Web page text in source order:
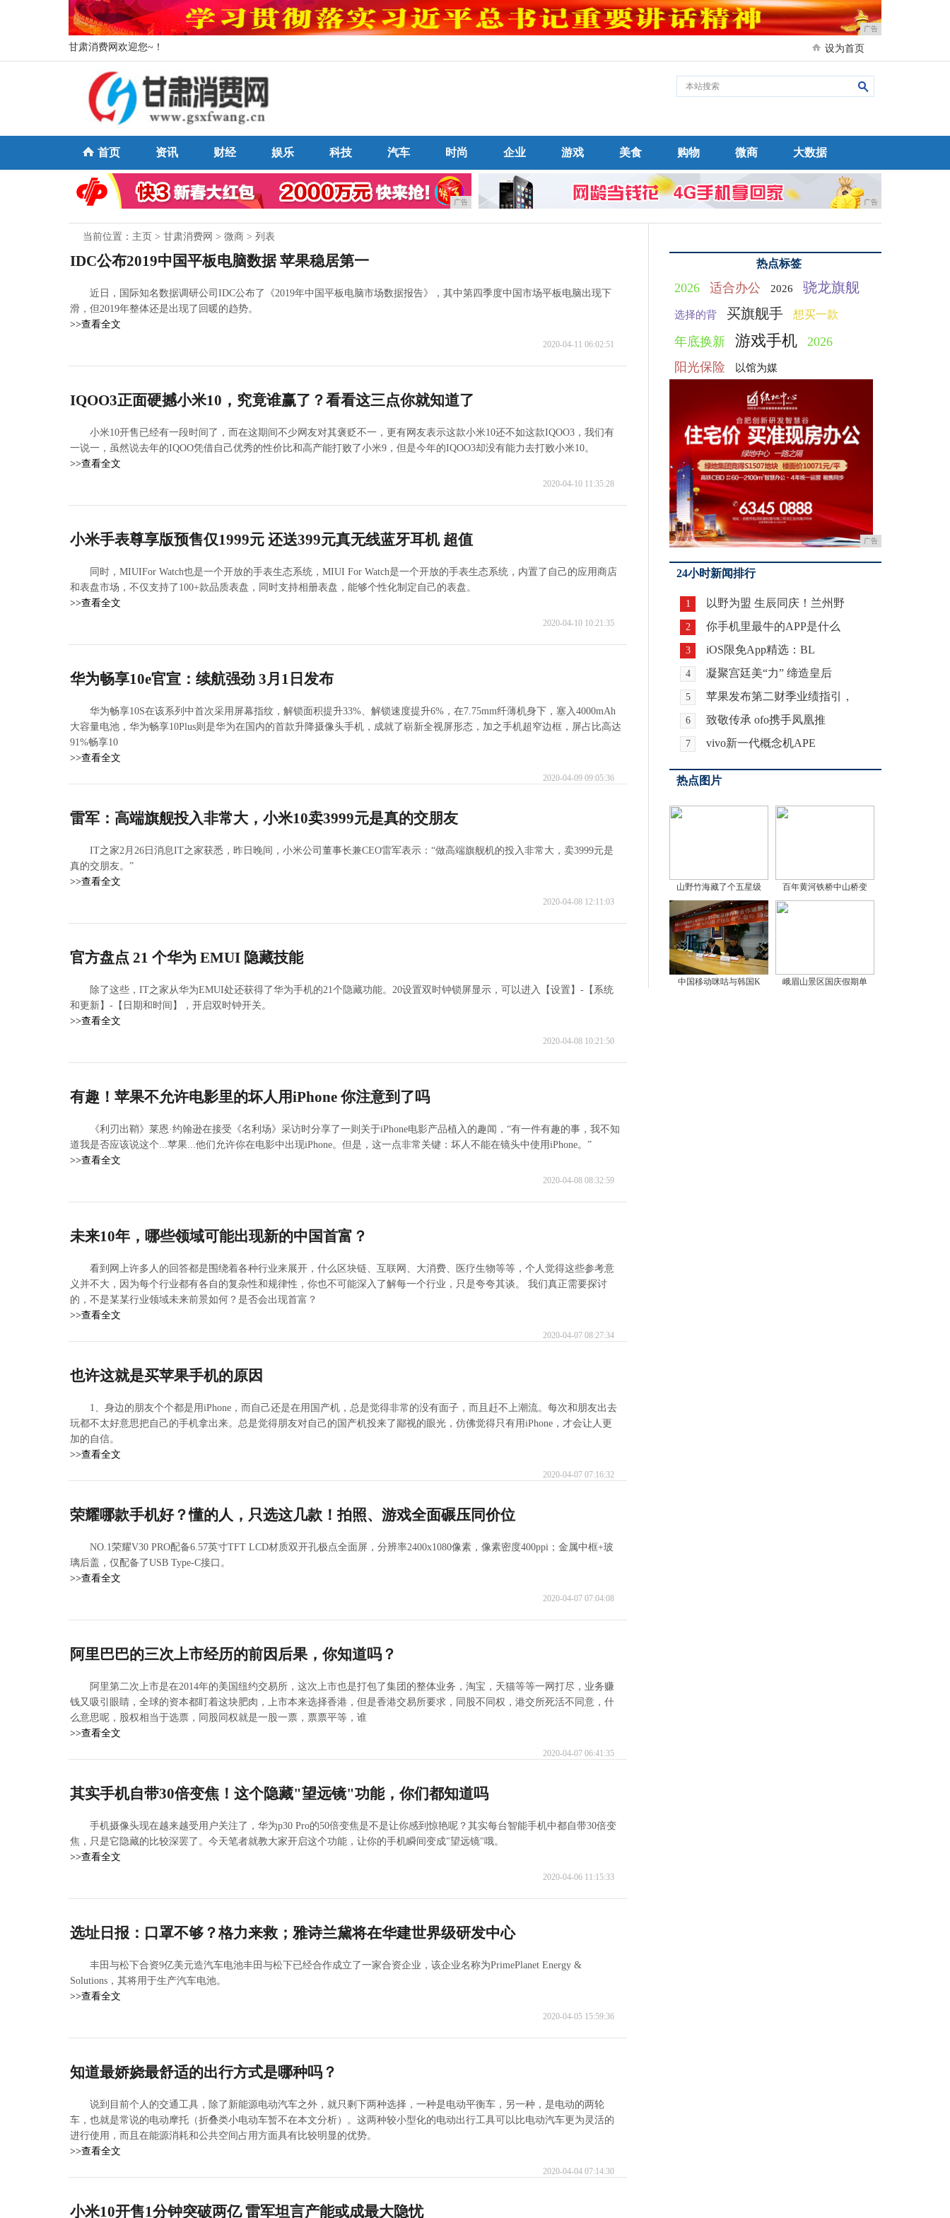
广告
甘肃消费网欢迎您~！ 设为首页
首页 资讯 财经 娱乐 科技 汽车 时尚 企业 游戏 美食 购物 微商 大数据
广告 广告
当前位置： 主页 > 甘肃消费网 > 微商 > 列表
IDC公布2019中国平板电脑数据 苹果稳居第一
近日，国际知名数据调研公司IDC公布了《2019年中国平板电脑市场数据报告》，其中第四季度中国市场平板电脑出现下
滑，但2019年整体还是出现了回暖的趋势。
>>查看全文
2020-04-11 06:02:51
IQOO3正面硬撼小米10，究竟谁赢了？看看这三点你就知道了
小米10开售已经有一段时间了，而在这期间不少网友对其褒贬不一，更有网友表示这款小米10还不如这款IQOO3，我们有
一说一，虽然说去年的IQOO凭借自己优秀的性价比和高产能打败了小米9，但是今年的IQOO3却没有能力去打败小米10。
>>查看全文
2020-04-10 11:35:28
小米手表尊享版预售仅1999元 还送399元真无线蓝牙耳机 超值
同时，MIUIFor Watch也是一个开放的手表生态系统，MIUI For Watch是一个开放的手表生态系统，内置了自己的应用商店
和表盘市场，不仅支持了100+款品质表盘，同时支持相册表盘，能够个性化制定自己的表盘。
>>查看全文
2020-04-10 10:21:35
华为畅享10e官宣：续航强劲 3月1日发布
华为畅享10S在该系列中首次采用屏幕指纹，解锁面积提升33%、解锁速度提升6%，在7.75mm纤薄机身下，塞入4000mAh
大容量电池，华为畅享10Plus则是华为在国内的首款升降摄像头手机，成就了崭新全视屏形态，加之手机超窄边框，屏占比高达
91%畅享10
>>查看全文
2020-04-09 09:05:36
雷军：高端旗舰投入非常大，小米10卖3999元是真的交朋友
IT之家2月26日消息IT之家获悉，昨日晚间，小米公司董事长兼CEO雷军表示：“做高端旗舰机的投入非常大，卖3999元是
真的交朋友。”
>>查看全文
2020-04-08 12:11:03
官方盘点 21 个华为 EMUI 隐藏技能
除了这些，IT之家从华为EMUI处还获得了华为手机的21个隐藏功能。20设置双时钟锁屏显示，可以进入【设置】-【系统
和更新】-【日期和时间】，开启双时钟开关。
>>查看全文
2020-04-08 10:21:50
有趣！苹果不允许电影里的坏人用iPhone 你注意到了吗
《利刃出鞘》莱恩·约翰逊在接受《名利场》采访时分享了一则关于iPhone电影产品植入的趣闻，“有一件有趣的事，我不知
道我是否应该说这个...苹果...他们允许你在电影中出现iPhone。但是，这一点非常关键：坏人不能在镜头中使用iPhone。”
>>查看全文
2020-04-08 08:32:59
未来10年，哪些领域可能出现新的中国首富？
看到网上许多人的回答都是围绕着各种行业来展开，什么区块链、互联网、大消费、医疗生物等等，个人觉得这些参考意
义并不大，因为每个行业都有各自的复杂性和规律性，你也不可能深入了解每一个行业，只是夸夸其谈。 我们真正需要探讨
的，不是某某行业领域未来前景如何？是否会出现首富？
>>查看全文
2020-04-07 08:27:34
也许这就是买苹果手机的原因
1、身边的朋友个个都是用iPhone，而自己还是在用国产机，总是觉得非常的没有面子，而且赶不上潮流。每次和朋友出去
玩都不太好意思把自己的手机拿出来。总是觉得朋友对自己的国产机投来了鄙视的眼光，仿佛觉得只有用iPhone，才会让人更
加的自信。
>>查看全文
2020-04-07 07:16:32
荣耀哪款手机好？懂的人，只选这几款！拍照、游戏全面碾压同价位
NO.1荣耀V30 PRO配备6.57英寸TFT LCD材质双开孔极点全面屏，分辨率2400x1080像素，像素密度400ppi；金属中框+玻
璃后盖，仅配备了USB Type-C接口。
>>查看全文
2020-04-07 07:04:08
阿里巴巴的三次上市经历的前因后果，你知道吗？
阿里第二次上市是在2014年的美国纽约交易所，这次上市也是打包了集团的整体业务，淘宝，天猫等等一网打尽，业务赚
钱又吸引眼睛，全球的资本都盯着这块肥肉，上市本来选择香港，但是香港交易所要求，同股不同权，港交所死活不同意，什
么意思呢，股权相当于选票，同股同权就是一股一票，票票平等，谁
>>查看全文
2020-04-07 06:41:35
其实手机自带30倍变焦！这个隐藏"望远镜"功能，你们都知道吗
手机摄像头现在越来越受用户关注了，华为p30 Pro的50倍变焦是不是让你感到惊艳呢？其实每台智能手机中都自带30倍变
焦，只是它隐藏的比较深罢了。今天笔者就教大家开启这个功能，让你的手机瞬间变成"望远镜"哦。
>>查看全文
2020-04-06 11:15:33
选址日报：口罩不够？格力来救；雅诗兰黛将在华建世界级研发中心
丰田与松下合资9亿美元造汽车电池丰田与松下已经合作成立了一家合资企业，该企业名称为PrimePlanet Energy &
Solutions，其将用于生产汽车电池。
>>查看全文
2020-04-05 15:59:36
知道最娇娆最舒适的出行方式是哪种吗？
说到目前个人的交通工具，除了新能源电动汽车之外，就只剩下两种选择，一种是电动平衡车，另一种，是电动的两轮
车，也就是常说的电动摩托（折叠类小电动车暂不在本文分析）。这两种较小型化的电动出行工具可以比电动汽车更为灵活的
进行使用，而且在能源消耗和公共空间占用方面具有比较明显的优势。
>>查看全文
2020-04-04 07:14:30
小米10开售1分钟突破两亿 雷军坦言产能或成最大隐忧
热点标签
2026 适合办公 2026 骁龙旗舰
选择的背 买旗舰手 想买一款
年底换新 游戏手机
2026
阳光保险
以馆为媒
广告
24小时新闻排行
1 以野为盟 生辰同庆！兰州野
2 你手机里最牛的APP是什么
3 iOS限免App精选：BL
4 凝聚宫廷美“力” 缔造皇后
5 苹果发布第二财季业绩指引，
6 致敬传承 ofo携手凤凰推
7 vivo新一代概念机APE
热点图片
山野竹海藏了个五星级 百年黄河铁桥中山桥变
中国移动咪咕与韩国K 峨眉山景区国庆假期单